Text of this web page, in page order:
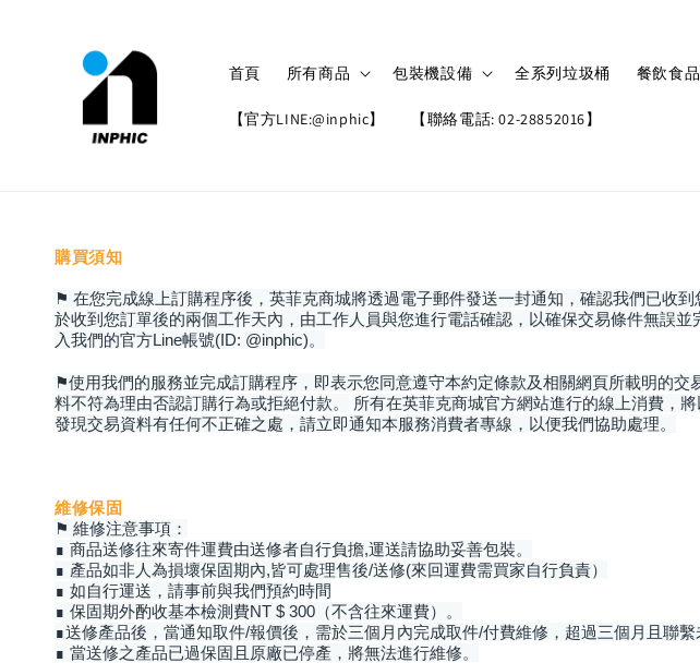
首頁 所有商品 包裝機設備 全系列垃圾桶 餐飲食
【官方LINE:@inphic】 【聯絡電話: 02-28852016】
購買須知
⚑ 在您完成線上訂購程序後，英菲克商城將透過電子郵件發送一封通知，確認我們已收
於收到您訂單後的兩個工作天內，由工作人員與您進行電話確認，以確保交易條件無誤
入我們的官方Line帳號(ID: @inphic)。
⚑使用我們的服務並完成訂購程序，即表示您同意遵守本約定條款及相關網頁所載明的
料不符為理由否認訂購行為或拒絕付款。
所有在英菲克商城官方網站進行的線上消費，
發現交易資料有任何不正確之處，請立即通知本服務消費者專線，以便我們協助處理。
維修保固
⚑ 維修注意事項：
∎ 商品送修往來寄件運費由送修者自行負擔,運送請協助妥善包裝。
∎ 產品如非人為損壞保固期內,皆可處理售後/送修(來回運費需買家自行負責）
∎ 如自行運送，請事前與我們預約時間
∎ 保固期外酌收基本檢測費NT $ 300（不含往來運費）。
∎送修產品後，當通知取件/報價後，需於三個月內完成取件/付費維修，超過三個月且聯
∎ 當送修之產品已過保固且原廠已停產，將無法進行維修。